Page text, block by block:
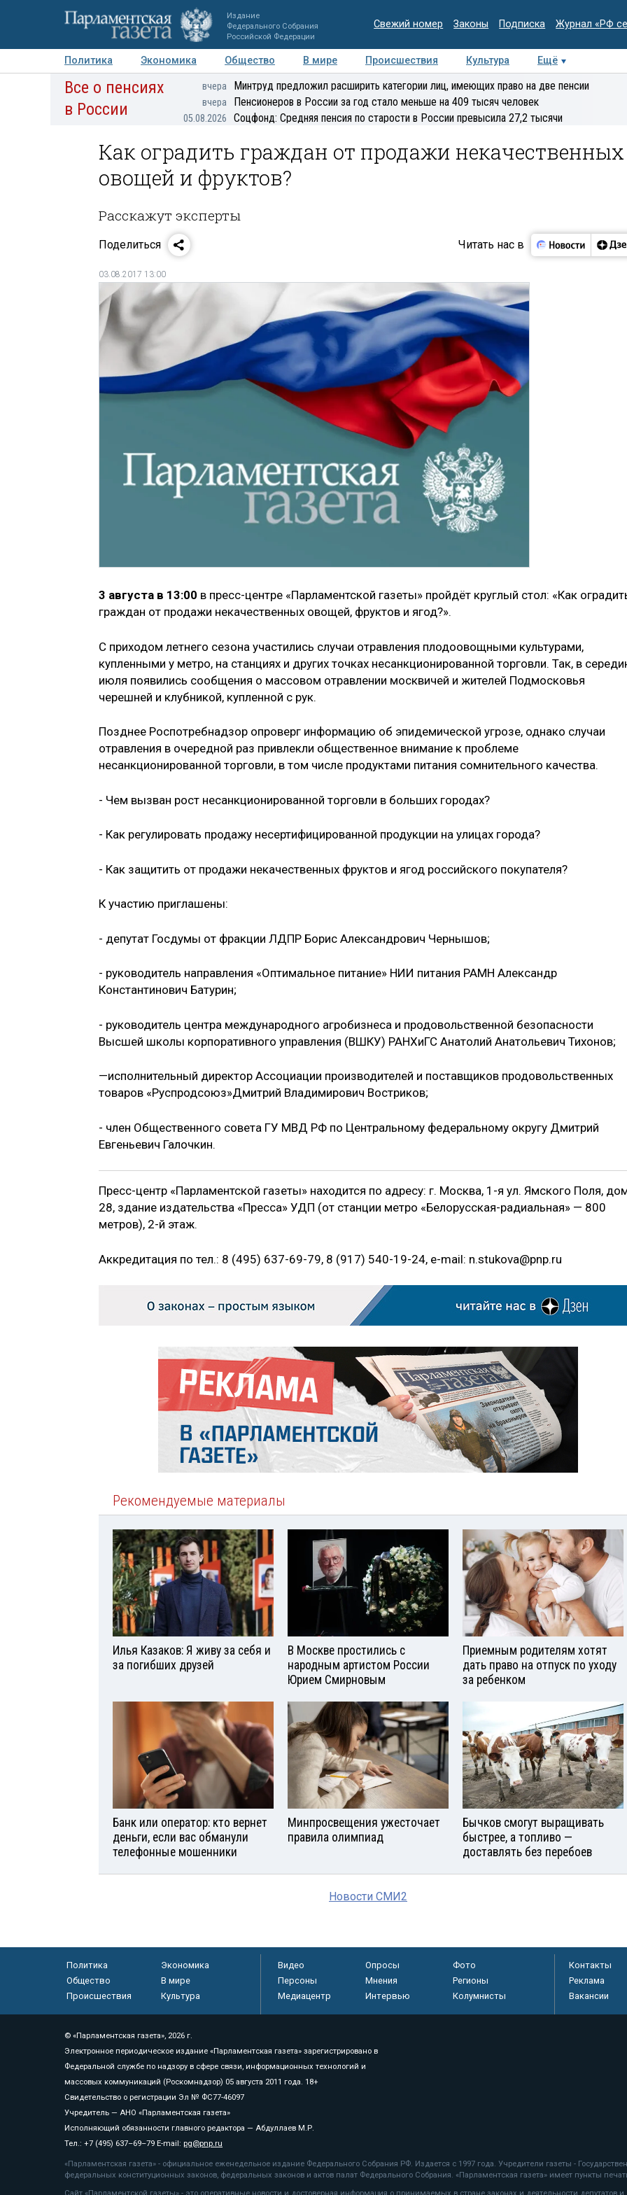
Издание
Федерального Собрания
Российской Федерации
Свежий номер Законы Подписка Журнал «РФ
Политика Экономика Общество В мире Происшествия Культура
Ещё
Авторы Персоны Мнения Регионы Медиацентр Интервью Колумнисты
Все о пенсиях
в России
вчера Минтруд предложил расширить категории лиц, имеющих право на две пенсии
вчера Пенсионеров в России за год стало меньше на 409 тысяч человек
05.08.2026 Соцфонд: Средняя пенсия по старости в России превысила 27,2 тысячи
Как оградить граждан от продажи некачественных
овощей и фруктов?
Расскажут эксперты
Поделиться Читать нас в
03.08.2017 13:00
3 августа в 13:00 в пресс-центре «Парламентской газеты» пройдёт круглый стол: «Как
граждан от продажи некачественных овощей, фруктов и ягод?».
С приходом летнего сезона участились случаи отравления плодоовощными культурами,
купленными у метро, на станциях и других точках несанкционированной торговли. Так, в
июля появились сообщения о массовом отравлении москвичей и жителей Подмосковья
черешней и клубникой, купленной с рук.
Позднее Роспотребнадзор опроверг информацию об эпидемической угрозе, однако случаи
отравления в очередной раз привлекли общественное внимание к проблеме
несанкционированной торговли, в том числе продуктами питания сомнительного качества.
- Чем вызван рост несанкционированной торговли в больших городах?
- Как регулировать продажу несертифицированной продукции на улицах города?
- Как защитить от продажи некачественных фруктов и ягод российского покупателя?
К участию приглашены:
- депутат Госдумы от фракции ЛДПР Борис Александрович Чернышов;
- руководитель направления «Оптимальное питание» НИИ питания РАМН Александр
Константинович Батурин;
- руководитель центра международного агробизнеса и продовольственной безопасности
Высшей школы корпоративного управления (ВШКУ) РАНХиГС Анатолий Анатольевич Тихонов;
—исполнительный директор Ассоциации производителей и поставщиков продовольственных
товаров «Руспродсоюз»Дмитрий Владимирович Востриков;
- член Общественного совета ГУ МВД РФ по Центральному федеральному округу Дмитрий
Евгеньевич Галочкин.
Пресс-центр «Парламентской газеты» находится по адресу: г. Москва, 1-я ул. Ямского Поля,
28, здание издательства «Пресса» УДП (от станции метро «Белорусская-радиальная» — 800
метров), 2-й этаж.
Аккредитация по тел.: 8 (495) 637-69-79, 8 (917) 540-19-24, e-mail: n.stukova@pnp.ru
Рекомендуемые материалы
Илья Казаков: Я живу за себя и
за погибших друзей
В Москве простились с
народным артистом России
Юрием Смирновым
Приемным родителям хотят
дать право на отпуск по уходу
за ребенком
Банк или оператор: кто вернет
деньги, если вас обманули
телефонные мошенники
Минпросвещения ужесточает
правила олимпиад
Бычков смогут выращивать
быстрее, а топливо —
доставлять без перебоев
Новости СМИ2
Политика
Экономика
Общество
В мире
Происшествия
Культура
Видео Опросы
Фото
Персоны
Мнения
Регионы
Медиацентр
Интервью Колумнисты
Контакты
Реклама
Вакансии
© «Парламентская газета», 2026 г.
Электронное периодическое издание «Парламентская газета» зарегистрировано в
Федеральной службе по надзору в сфере связи, информационных технологий и
массовых коммуникаций (Роскомнадзор) 05 августа 2011 года. 18+
Свидетельство о регистрации Эл № ФС77-46097
Учредитель — АНО «Парламентская газета»
Исполняющий обязанности главного редактора — Абдуллаев М.Р.
Тел.: +7 (495) 637–69–79 E-mail: pg@pnp.ru
«Парламентская газета» - официальное еженедельное издание Федерального Собрания РФ. Издается с 1997 года. Учредители газеты -
федеральных конституционных законов, федеральных законов и актов палат Федерального Собрания. «Парламентская газета» имеет пункты